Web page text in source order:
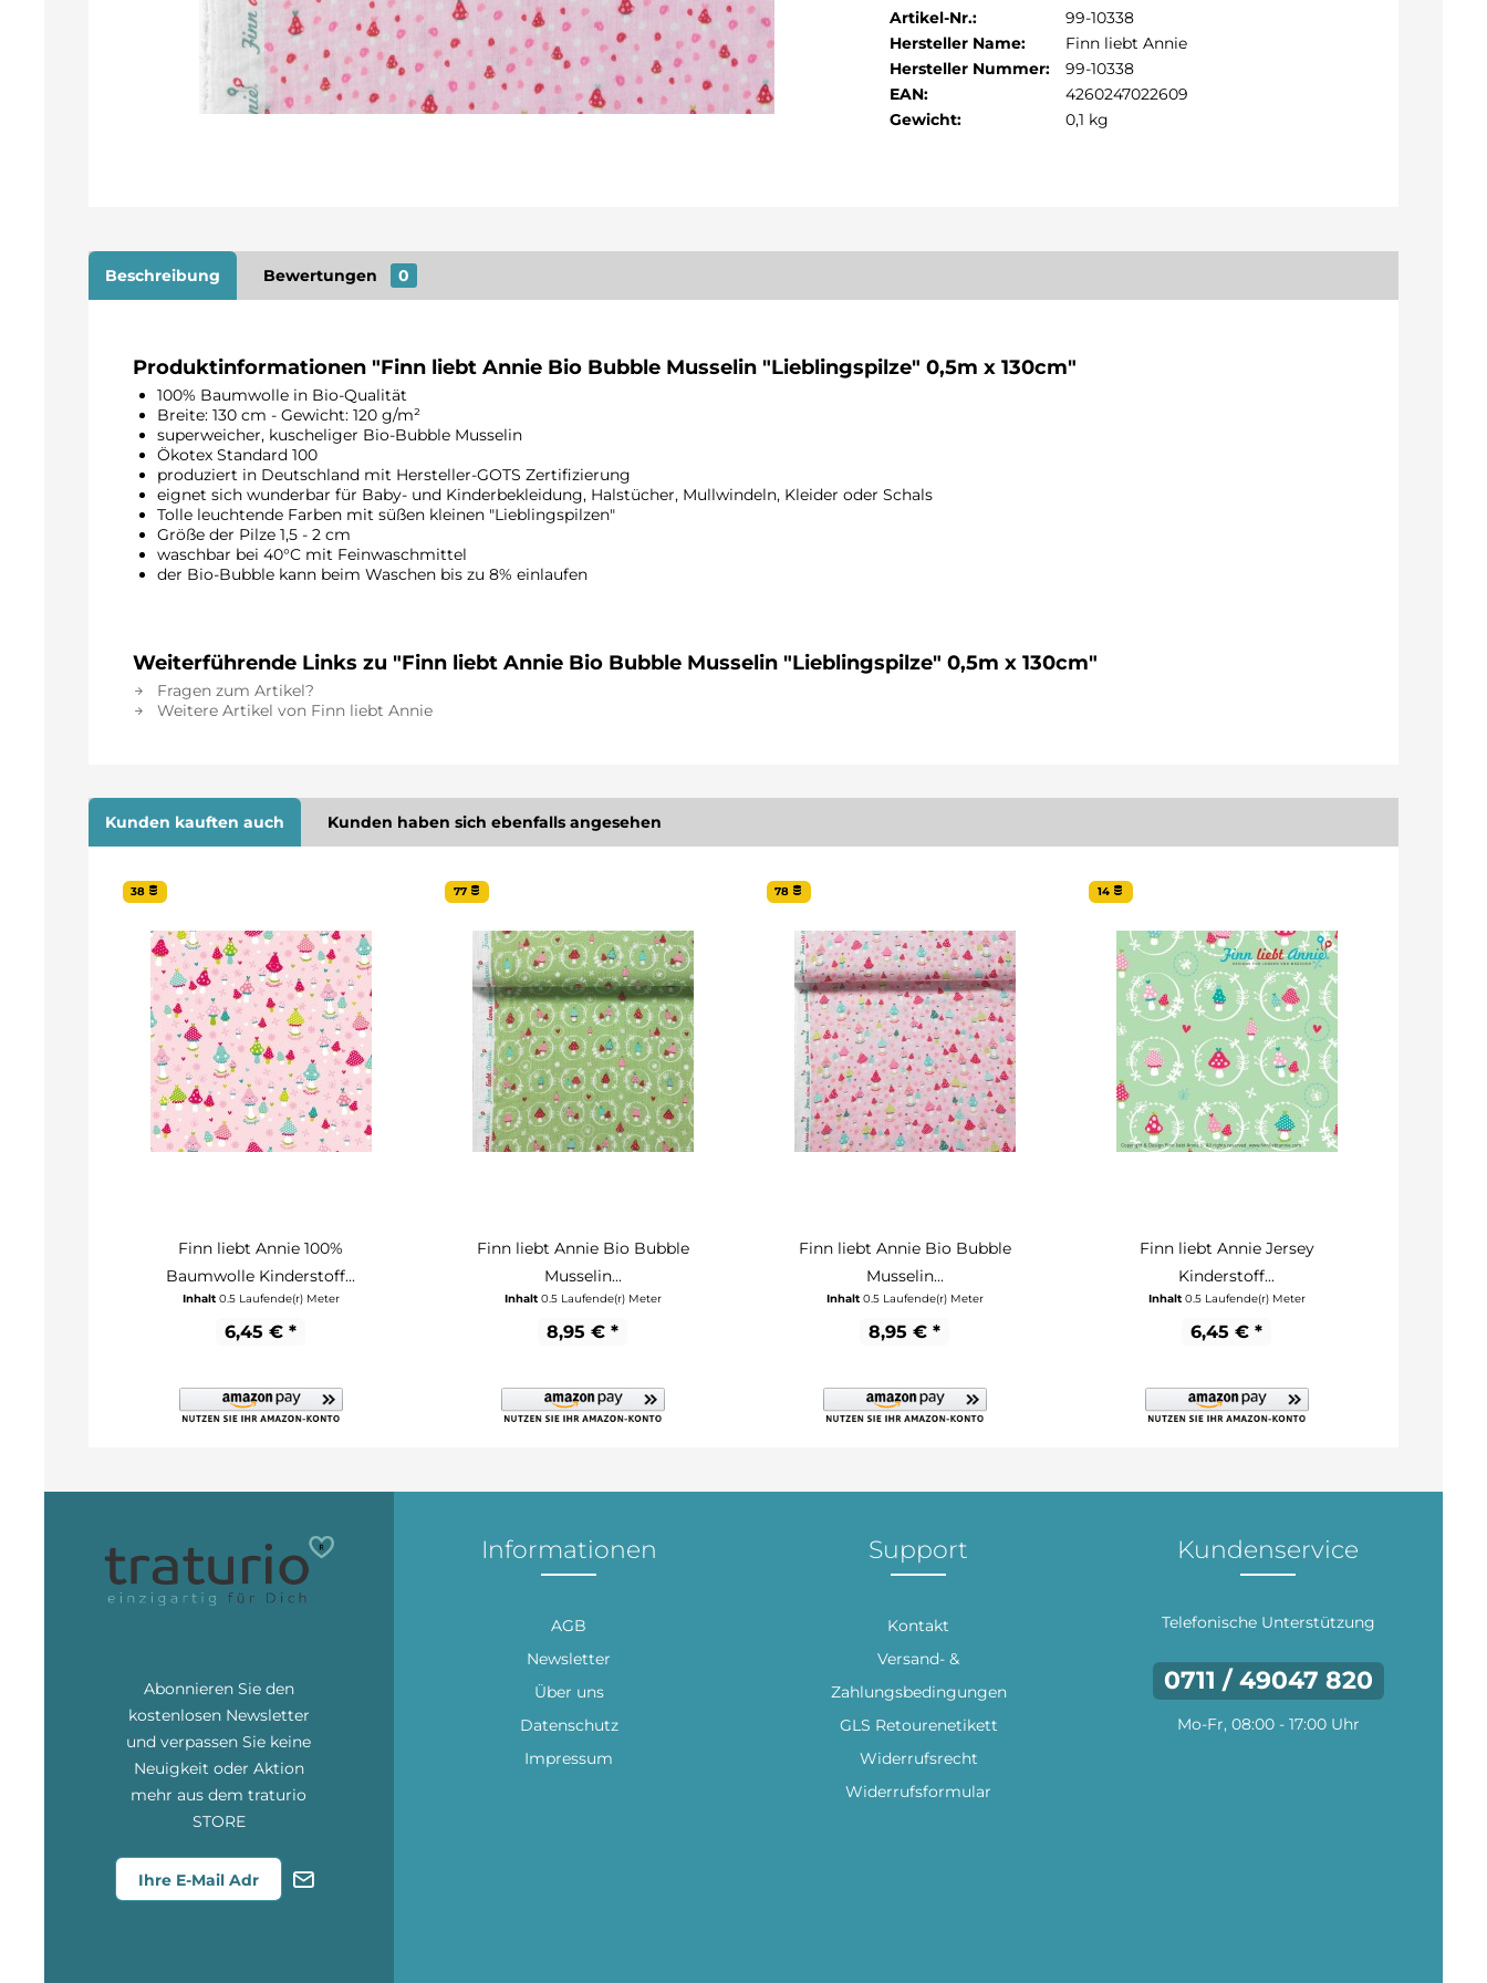
Artikel-Nr.:
99-10338
Hersteller Name:
Finn liebt Annie
Hersteller Nummer:
99-10338
EAN:
4260247022609
Gewicht:
0,1 kg
Beschreibung Bewertungen 0
Produktinformationen "Finn liebt Annie Bio Bubble Musselin "Lieblingspilze" 0,5m x 130cm"
100% Baumwolle in Bio-Qualität
Breite: 130 cm - Gewicht: 120 g/m²
superweicher, kuscheliger Bio-Bubble Musselin
Ökotex Standard 100
produziert in Deutschland mit Hersteller-GOTS Zertifizierung
eignet sich wunderbar für Baby- und Kinderbekleidung, Halstücher, Mullwindeln, Kleider oder Schals
Tolle leuchtende Farben mit süßen kleinen "Lieblingspilzen"
Größe der Pilze 1,5 - 2 cm
waschbar bei 40°C mit Feinwaschmittel
der Bio-Bubble kann beim Waschen bis zu 8% einlaufen
Weiterführende Links zu "Finn liebt Annie Bio Bubble Musselin "Lieblingspilze" 0,5m x 130cm"
Fragen zum Artikel?
Weitere Artikel von Finn liebt Annie
Kunden kauften auch Kunden haben sich ebenfalls angesehen
38
Finn liebt Annie 100%
Baumwolle Kinderstoff...
Inhalt 0.5 Laufende(r) Meter
6,45 € *
77
Finn liebt Annie Bio Bubble
Musselin...
Inhalt 0.5 Laufende(r) Meter
8,95 € *
78
Finn liebt Annie Bio Bubble
Musselin...
Inhalt 0.5 Laufende(r) Meter
8,95 € *
14
Finn liebt Annie Jersey
Kinderstoff...
Inhalt 0.5 Laufende(r) Meter
6,45 € *
Kundenservice
Telefonische Unterstützung
0711 / 49047 820
Mo-Fr, 08:00 - 17:00 Uhr
Support
Kontakt
Versand- &
Zahlungsbedingungen
GLS Retourenetikett
Widerrufsrecht
Widerrufsformular
Informationen
AGB
Newsletter
Über uns
Datenschutz
Impressum
Abonnieren Sie den
kostenlosen Newsletter
und verpassen Sie keine
Neuigkeit oder Aktion
mehr aus dem traturio
STORE